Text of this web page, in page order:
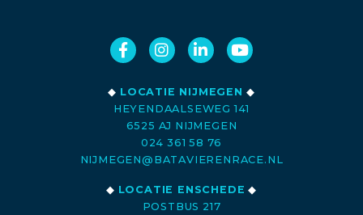
◆ LOCATIE NIJMEGEN ◆
HEYENDAALSEWEG 141
6525 AJ NIJMEGEN
024 361 58 76
NIJMEGEN@BATAVIERENRACE.NL
◆ LOCATIE ENSCHEDE ◆
POSTBUS 217